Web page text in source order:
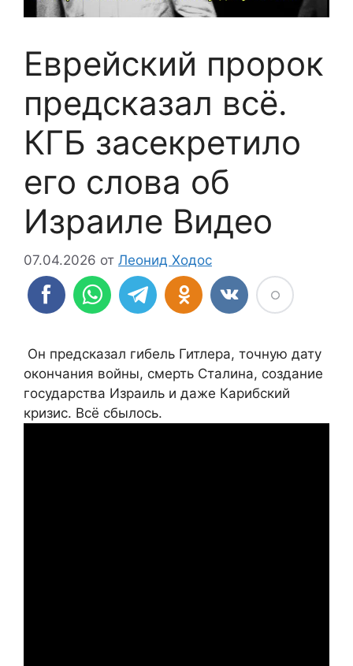
Еврейский пророк
предсказал всё.
КГБ засекретило
его слова об
Израиле Видео
07.04.2026 от Леонид Ходос
Он предсказал гибель Гитлера, точную дату
окончания войны, смерть Сталина, создание
государства Израиль и даже Карибский
кризис. Всё сбылось.